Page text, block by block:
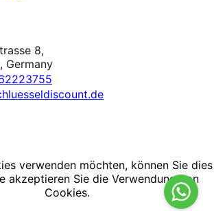
verwenden möchten, können Sie dies
akzeptieren Sie die Verwendung von
Cookies.
8,
Germany
OWSD Werbe- und